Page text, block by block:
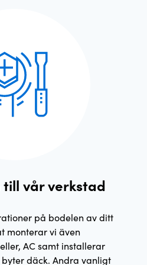
till vår verkstad
på bodelen av ditt
monterar vi även
AC samt installerar
däck. Andra vanligt